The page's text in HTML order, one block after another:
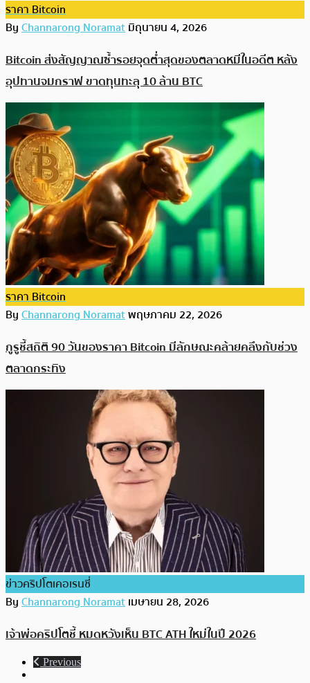
ราคา Bitcoin
ByChannarong Noramatมิถุนายน 4, 2026
Bitcoin ส่งสัญญาณซ้ำรอยจุดต่ำสุดของตลาดหมีในอดีต หลัง
อุปทานจมกราฟ ขาดทุนทะลุ 10 ล้าน BTC
ราคา Bitcoin
ByChannarong Noramatพฤษภาคม 22, 2026
กูรูชี้สถิติ 90 วันของราคา Bitcoin มีลักษณะคล้ายคลึงกับช่วง
ตลาดกระทิง
ข่าวคริปโตเคอเรนซี่
ByChannarong Noramatเมษายน 28, 2026
เจ้าพ่อคริปโตชี้ หมดหวังเห็น BTC ATH ใหม่ในปี 2026
Previous